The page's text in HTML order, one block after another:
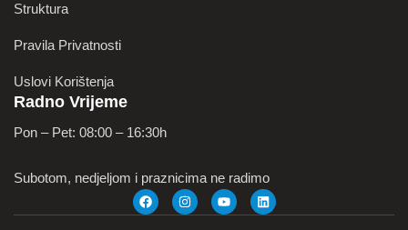
Struktura
Pravila Privatnosti
Uslovi Korištenja
Radno Vrijeme
Pon – Pet: 08:00 – 16:30h
Subotom, nedjeljom i praznicima ne radimo